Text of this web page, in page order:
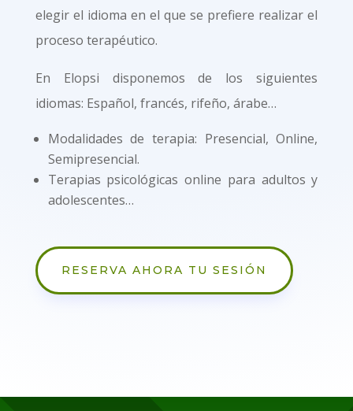
elegir el idioma en el que se prefiere realizar el
proceso terapéutico.
En Elopsi disponemos de los siguientes
idiomas: Español, francés, rifeño, árabe…
Modalidades de terapia: Presencial, Online,
Semipresencial.
Terapias psicológicas online para adultos y
adolescentes…
RESERVA AHORA TU SESIÓN